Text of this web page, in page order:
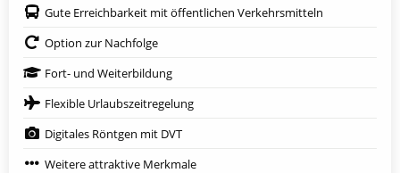
Gute Erreichbarkeit mit öffentlichen Verkehrsmitteln
Option zur Nachfolge
Fort- und Weiterbildung
Flexible Urlaubszeitregelung
Digitales Röntgen mit DVT
Weitere attraktive Merkmale